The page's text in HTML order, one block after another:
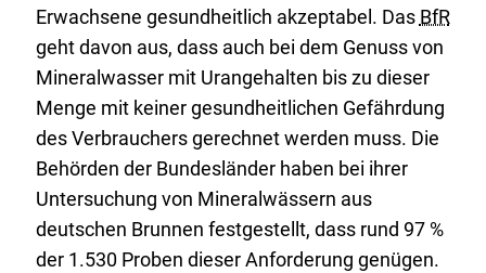
Erwachsene gesundheitlich akzeptabel. Das BfR
geht davon aus, dass auch bei dem Genuss von
Mineralwasser mit Urangehalten bis zu dieser
Menge mit keiner gesundheitlichen Gefährdung
des Verbrauchers gerechnet werden muss. Die
Behörden der Bundesländer haben bei ihrer
Untersuchung von Mineralwässern aus
deutschen Brunnen festgestellt, dass rund 97 %
der 1.530 Proben dieser Anforderung genügen.